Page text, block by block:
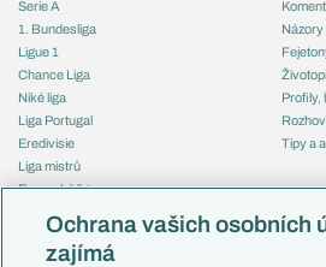
Serie A
1. Bundesliga
Ligue 1
Chance Liga
Niké liga
Liga Portugal
Eredivisie
Liga mistrů
Evropská liga
Mistrovství světa
Liga národů
Profily,
Tipy a
Česko
Ochrana vašich osobních
zajímá